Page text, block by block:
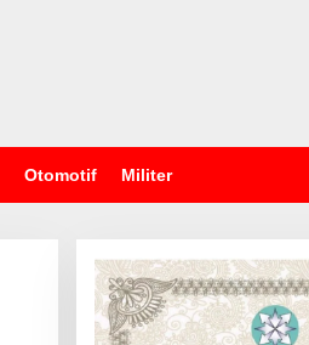
Otomotif Militer